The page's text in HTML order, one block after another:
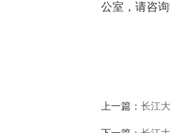
公室，请咨
上一篇：长江